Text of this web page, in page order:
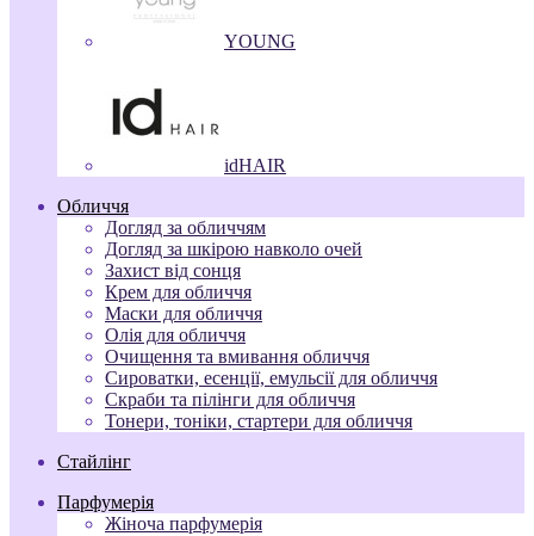
YOUNG
idHAIR
Обличчя
Догляд за обличчям
Догляд за шкірою навколо очей
Захист від сонця
Крем для обличчя
Маски для обличчя
Олія для обличчя
Очищення та вмивання обличчя
Сироватки, есенції, емульсії для обличчя
Скраби та пілінги для обличчя
Тонери, тоніки, стартери для обличчя
Стайлінг
Парфумерія
Жіноча парфумерія